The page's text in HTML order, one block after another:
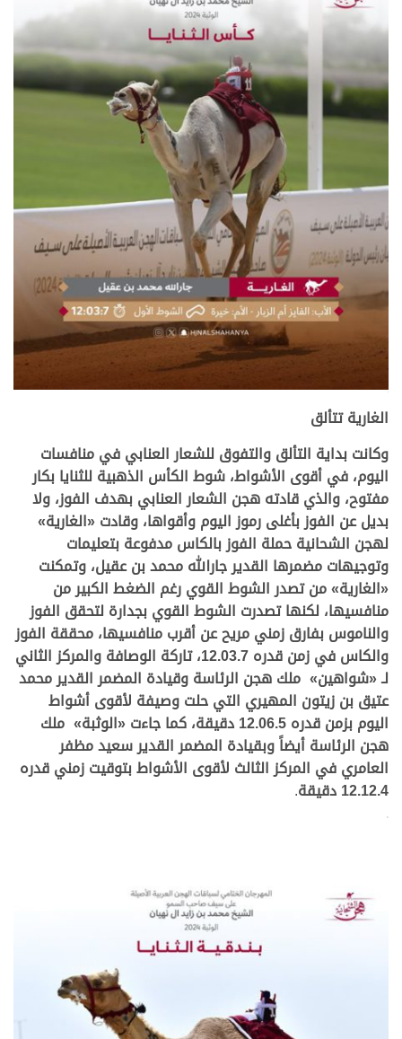
.
الغارية تتألق
وكانت بداية التألق والتفوق للشعار العنابي في منافسات
اليوم، في أقوى الأشواط، شوط الكأس الذهبية للثنايا بكار
مفتوح، والذي قادته هجن الشعار العنابي بهدف الفوز، ولا
بديل عن الفوز بأغلى رموز اليوم وأقواها، وقادت «الغارية»
لهجن الشحانية حملة الفوز بالكاس مدفوعة بتعليمات
وتوجيهات مضمرها القدير جارالله محمد بن عقيل، وتمكنت
«الغارية» من تصدر الشوط القوي رغم الضغط الكبير من
منافسيها، لكنها تصدرت الشوط القوي بجدارة لتحقق الفوز
والناموس بفارق زمني مريح عن أقرب منافسيها، محققة الفوز
والكاس في زمن قدره 12.03.7، تاركة الوصافة والمركز الثاني
لـ «شواهين» ملك هجن الرئاسة وقيادة المضمر القدير محمد
عتيق بن زيتون المهيري التي حلت وصيفة لأقوى أشواط
اليوم بزمن قدره 12.06.5 دقيقة، كما جاءت «الوثبة» ملك
هجن الرئاسة أيضاً وبقيادة المضمر القدير سعيد مظفر
العامري في المركز الثالث لأقوى الأشواط بتوقيت زمني قدره
12.12.4 دقيقة
.
>